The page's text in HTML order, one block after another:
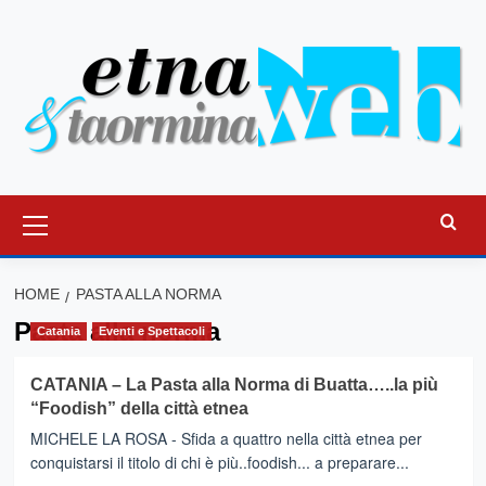
principale
HOME PASTA ALLA NORMA
Pasta alla norma
Catania Eventi e Spettacoli
CATANIA – La Pasta alla Norma di Buatta…..la più
“Foodish” della città etnea
MICHELE LA ROSA - Sfida a quattro nella città etnea per
conquistarsi il titolo di chi è più..foodish... a preparare...